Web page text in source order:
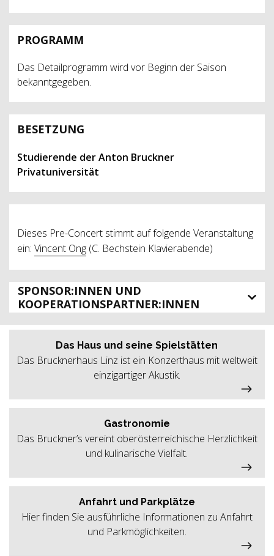
PROGRAMM
Das Detailprogramm wird vor Beginn der Saison
bekanntgegeben.
BESETZUNG
Studierende der Anton Bruckner
Privatuniversität
Dieses Pre-Concert stimmt auf folgende Veranstaltung
ein: Vincent Ong (C. Bechstein Klavierabende)
SPONSOR:INNEN UND
KOOPERATIONSPARTNER:INNEN
Das Haus und seine Spielstätten
Das Brucknerhaus Linz ist ein Konzerthaus mit weltweit
einzigartiger Akustik.
Gastronomie
Das Bruckner’s vereint oberösterreichische Herzlichkeit
und kulinarische Vielfalt.
Anfahrt und Parkplätze
Hier finden Sie ausführliche Informationen zu Anfahrt
und Parkmöglichkeiten.